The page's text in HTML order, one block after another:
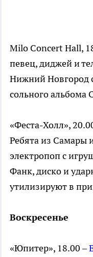
Milo Concert Hall,
певец, диджей и
Нижний Новгород
сольного альбома
«Феста-Холл»,
Ребята из Самары
электропоп с
Фанк, диско и
утилизируют в
Воскресенье
«Юпитер», 18.00 –